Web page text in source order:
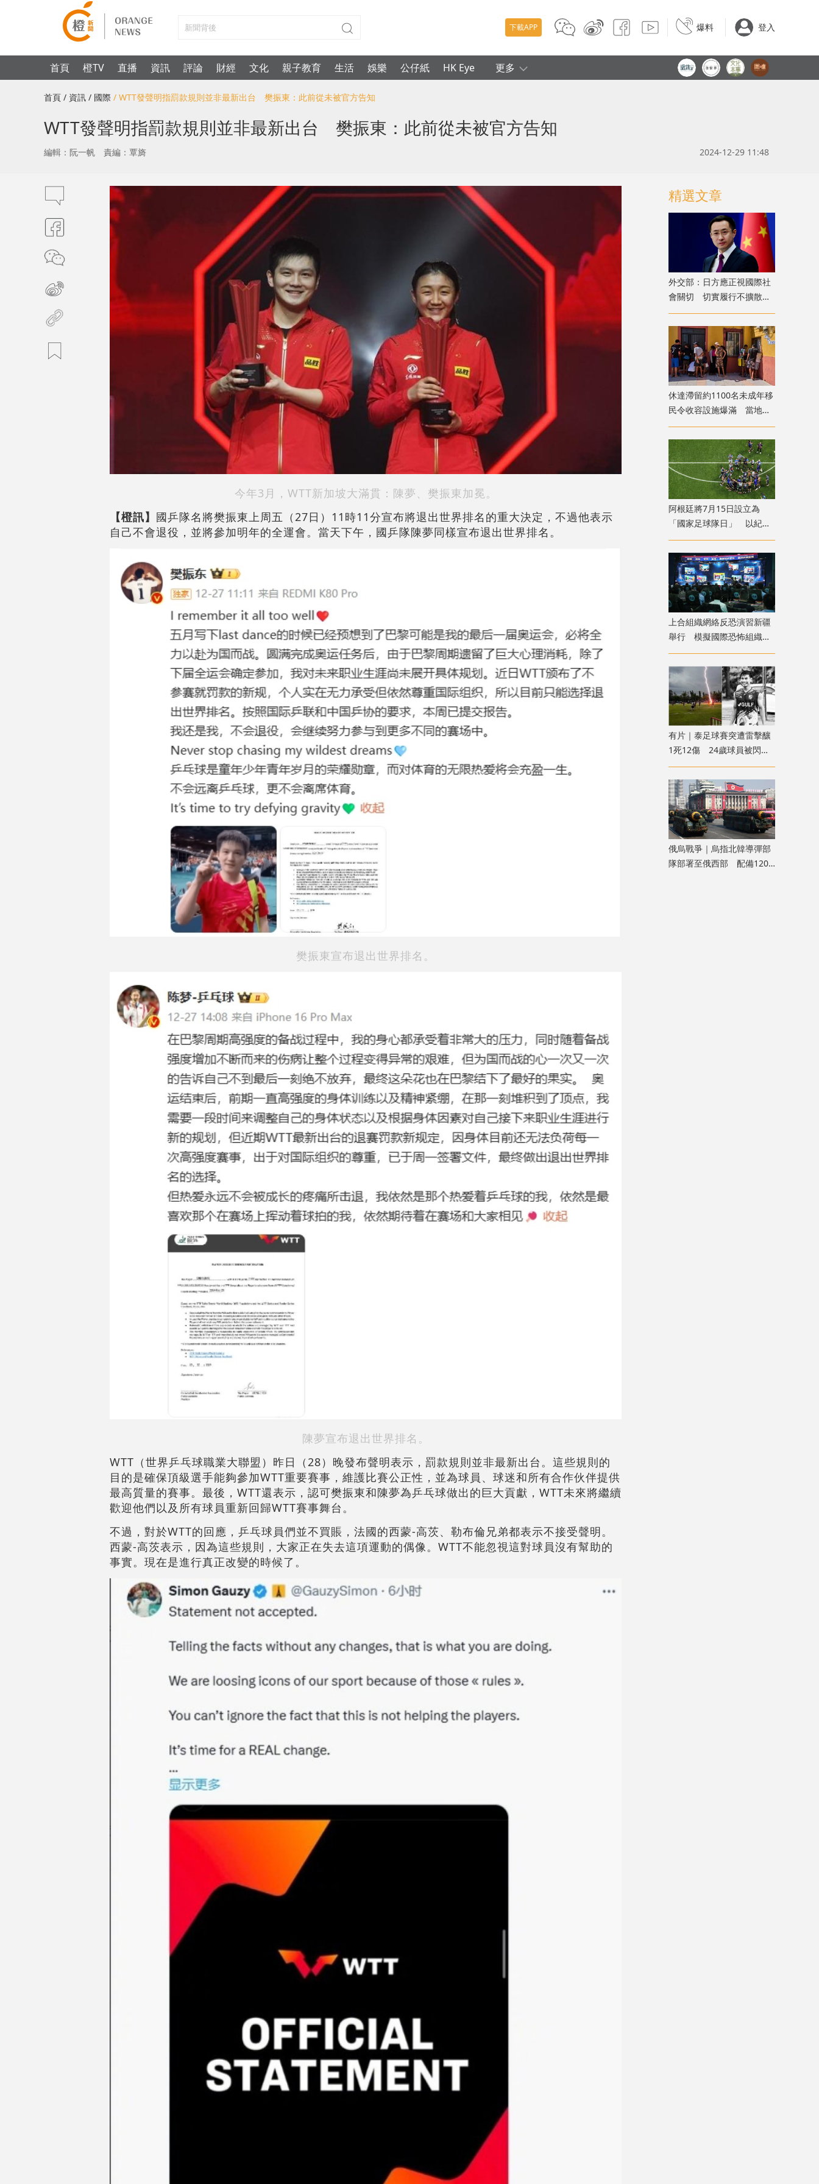
下載APP 爆料 登入
首頁 橙TV 直播 資訊 評論 財經 文化 親子教育 生活 娛樂 公仔紙 HK Eye 更多
首頁 / 資訊 / 國際 / WTT發聲明指罰款規則並非最新出台 樊振東：此前從未被官方告知
WTT發聲明指罰款規則並非最新出台 樊振東：此前從未被官方告知
編輯：阮一帆 責編：覃旖 2024-12-29 11:48
今年3月，WTT新加坡大滿貫：陳夢、樊振東加冕。
【橙訊】 國乒隊名將樊振東上周五（27日）11時11分宣布將退出世界排名的重大決定，不過他表示
自己不會退役，並將參加明年的全運會。當天下午，國乒隊陳夢同樣宣布退出世界排名。
樊振東宣布退出世界排名。
陳夢宣布退出世界排名。
WTT（世界乒乓球職業大聯盟）昨日（28）晚發布聲明表示，罰款規則並非最新出台。這些規則的
目的是確保頂級選手能夠參加WTT重要賽事，維護比賽公正性，並為球員、球迷和所有合作伙伴提供
最高質量的賽事。最後，WTT還表示，認可樊振東和陳夢為乒乓球做出的巨大貢獻，WTT未來將繼續
歡迎他們以及所有球員重新回歸WTT賽事舞台。
不過，對於WTT的回應，乒乓球員們並不買賬，法國的西蒙-高茨、勒布倫兄弟都表示不接受聲明。
西蒙-高茨表示，因為這些規則，大家正在失去這項運動的偶像。WTT不能忽視這對球員沒有幫助的
事實。現在是進行真正改變的時候了。
精選文章
外交部：日方應正視國際社
會關切 切實履行不擴散核
武器的國際法義務
​休達滯留約1100名未成年移
民令收容設施爆滿 當地冀
移送西班牙本土
​阿根廷將7月15日設立為
「國家足球隊日」 以紀念
世盃挫英格蘭
上合組織網絡反恐演習新疆
舉行 模擬國際恐怖組織策
劃實施恐襲等情形
有片｜泰足球賽突遭雷擊釀
1死12傷 24歲球員被閃電
劈中亡
俄烏戰爭｜烏指北韓導彈部
隊部署至俄西部 配備120